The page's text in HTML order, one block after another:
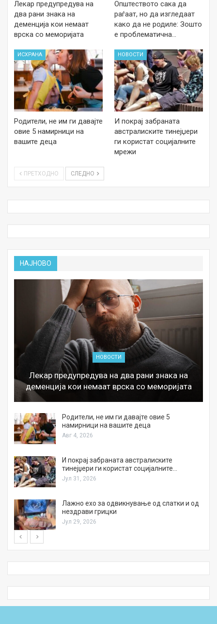
Лекар предупредува на
два рани знака на
деменција кои немаат
врска со меморијата
Општеството сака да
раѓаат, но да изгледаат
како да не родиле: Зошто
е проблематична…
ИСХРАНА
Родители, не им ги давајте
овие 5 намирници на
вашите деца
НОВОСТИ
И покрај забраната
австралиските тинејџери
ги користат социјалните
мрежи
ПРЕТХОДНО СЛЕДНО
НАЈНОВО
НОВОСТИ
Лекар предупредува на два рани знака на
деменција кои немаат врска со меморијата
Родители, не им ги давајте овие 5
намирници на вашите деца
Авг 4, 2026
И покрај забраната австралиските
тинејџери ги користат социјалните…
Јул 31, 2026
Лажно ехо за одвикнување од слатки и од
нездрави грицки
Јул 29, 2026